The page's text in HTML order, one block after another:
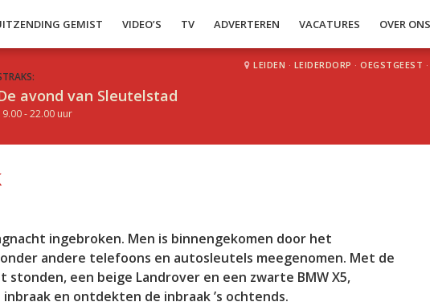
GEMIST VIDEO’S TV ADVERTEREN VACATURES OVER ONS
avond van Sleutelstad
- 22.00 uur
LEIDEN · LEIDERDORP · OEGSTGEEST ·
ingebroken. Men is binnengekomen door het
andere telefoons en autosleutels meegenomen. Met de
een beige Landrover en een zwarte BMW X5,
en ontdekten de inbraak ’s ochtends.